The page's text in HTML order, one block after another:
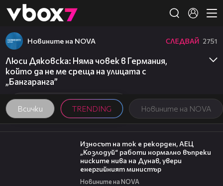
👾
Всички TRENDING Новините на NOVA
Новините на NOVA СЛЕДВАЙ 2751
Люси Дяковска: Няма човек в Германия,
който да не ме среща на улицата с
„Бангаранга”
00:59
Износът на ток е рекорден, АЕЦ
„Козлодуй“ работи нормално въпреки
ниските нива на Дунав, увери
енергийният министър
Новините на NOVA